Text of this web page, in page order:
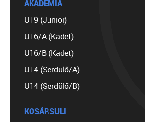
AKADÉMIA
U19 (Junior)
U16/A (Kadet)
U16/B (Kadet)
U14 (Serdülő/A)
U14 (Serdülő/B)
KOSÁRSULI